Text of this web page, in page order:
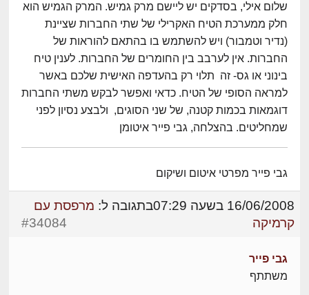
שלום אילי, בסדקים יש ליישם מרק גמיש. המרק הגמיש הוא
חלק ממערכת הטיח האקרילי של שתי החברות שציינת
(נדיר וטמבור) ויש להשתמש בו בהתאם להוראות של
החברות. אין לערבב בין החומרים של החברות. לענין טיח
בינוני או גס- זה תלוי רק בהעדפה האישית שלכם באשר
למראה הסופי של הטיח. כדאי ואפשר לבקש משתי החברות
דוגמאות בכמות קטנה, של שני הסוגים, ולבצע נסיון לפני
שמחליטים. בהצלחה, גבי פייר איטומן
גבי פייר מפרטי איטום ושיקום
16/06/2008 בשעה 07:29 בתגובה ל: מרפסת עם
קרמיקה
#34084
גבי פייר
משתתף